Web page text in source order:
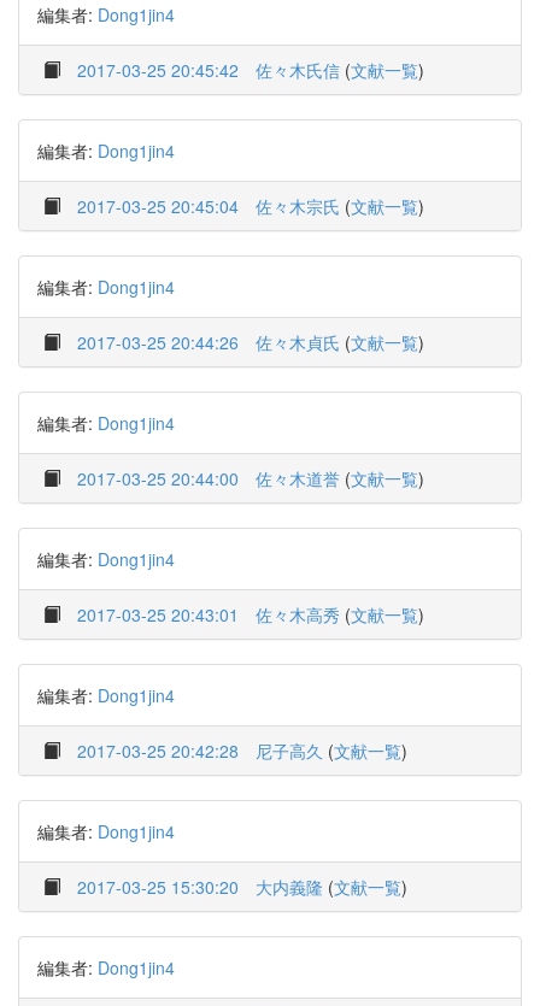
編集者: Dong1jin4
2017-03-25 20:45:42 佐々木氏信 (文献一覧)
編集者: Dong1jin4
2017-03-25 20:45:04 佐々木宗氏 (文献一覧)
編集者: Dong1jin4
2017-03-25 20:44:26 佐々木貞氏 (文献一覧)
編集者: Dong1jin4
2017-03-25 20:44:00 佐々木道誉 (文献一覧)
編集者: Dong1jin4
2017-03-25 20:43:01 佐々木高秀 (文献一覧)
編集者: Dong1jin4
2017-03-25 20:42:28 尼子高久 (文献一覧)
編集者: Dong1jin4
2017-03-25 15:30:20 大内義隆 (文献一覧)
編集者: Dong1jin4